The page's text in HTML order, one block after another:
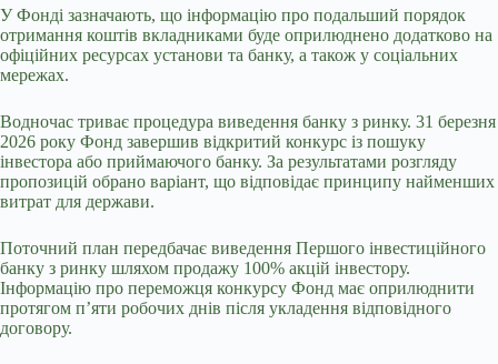
У Фонді зазначають, що інформацію про подальший порядок
отримання коштів вкладниками буде оприлюднено додатково на
офіційних ресурсах установи та банку, а також у соціальних
мережах.
Водночас триває процедура виведення банку з ринку. 31 березня
2026 року Фонд завершив відкритий конкурс із пошуку
інвестора або приймаючого банку. За результатами розгляду
пропозицій обрано варіант, що відповідає принципу найменших
витрат для держави.
Поточний план передбачає виведення Першого інвестиційного
банку з ринку шляхом продажу 100% акцій інвестору.
Інформацію про переможця конкурсу Фонд має оприлюднити
протягом п’яти робочих днів після укладення відповідного
договору.